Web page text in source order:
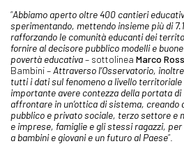
“Abbiamo aperto oltre 400 cantieri
sperimentando, mettendo insieme più di
rafforzando le comunità educanti dei
fornire al decisore pubblico modelli e
povertà educativa– sottolinea Marco
Bambini –Attraverso l’Osservatorio,
tutti i dati sul fenomeno a livello
importante avere contezza della portata
affrontare in un’ottica di sistema, creando
pubblico e privato sociale, terzo settore e
e imprese, famiglie e gli stessi ragazzi,
a bambini e giovani e un futuro al Paese”.